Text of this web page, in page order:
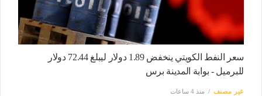
سعر النفط الكويتي ينخفض 1.89 دولار ليبلغ 72.44 دولار
للبرميل - بوابة المدينة برس
غير مصنف منذ 4 ساعات